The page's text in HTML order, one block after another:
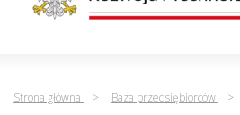
Strona główna > Baza przedsiębiorców >